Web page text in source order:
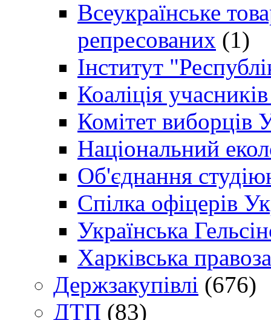
Всеукраїнське
репресованих (1)
Інститут
Коаліція
Комітет виборців
Національний
Об'єднання
Спілка офіцерів
Українська
Харківська
Держзакупівлі (676)
ДТП (83)